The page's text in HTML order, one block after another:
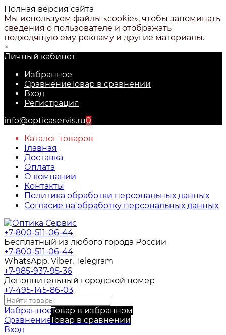
Полная версия сайта
Мы используем файлы «cookie», чтобы запоминать
сведения о пользователе и отображать
подходящую ему рекламу и другие материалы.
×
Личный кабинет
Избранное
СравнениеТовар в сравнении
Вход
Регистрация
info@opticaservis.ru0
Каталог товаров
Главная
Доставка
Оплата
О компании
Контакты
Политика обработки персональных данных
Согласие на обработку персональных данных
+7-800-511-06-44
Бесплатный из любого города России
+7-800-511-06-44
WhatsApp, Viber, Telegram
+7-985-937-95-36
Дополнительный городской номер
+7-495-145-86-03
ИзбранноеТовар в избранном
СравнениеТовар в сравнении
Вход